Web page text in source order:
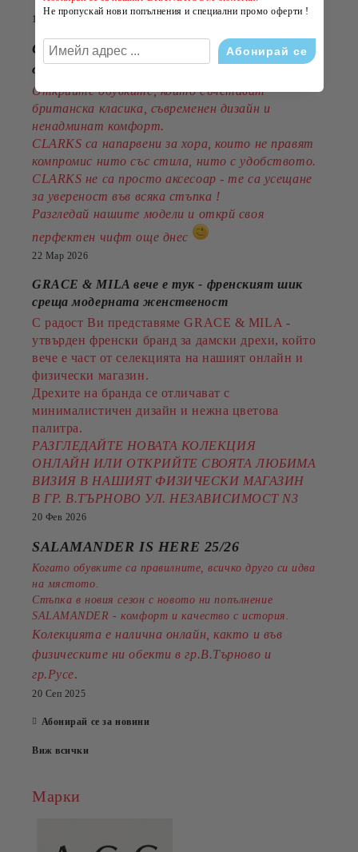
14 Юли 2026
CLARKS - стил, комфорт и традиция
от 1825година
Открийте обувките, които съчетават
британска класика, съвременен дизайн и
ненадминат комфорт.
CLARKS са напарвени за хора, които не правят
компромис нито със стила, нито с удобството.
CLARKS не са просто аксесоар - те са усещане
за увереност във всяка стъпка !
Разгледай нашите модели и открй своя
перфектен чифт още днес
22 Мар 2026
GRACE & MILA вече е тук - френският шик
среща модерната женственост
С радост Ви представяме GRACE & MILA -
утвърден френски бранд за дамски дрехи, който
вече е част от селекцията на нашият онлайн и
физически магазин.
Дрехите на бранда се отличават с
минималистичен дизайн и нежна цветова
палитра.
РАЗГЛЕДАЙТЕ НОВАТА КОЛЕКЦИЯ
ОНЛАЙН ИЛИ ОТКРИЙТЕ СВОЯТА ЛЮБИМА
ВИЗИЯ В НАШИЯТ ФИЗИЧЕСКИ МАГАЗИН
В ГР. В.ТЪРНОВО УЛ. НЕЗАВИСИМОСТ N3
20 Фев 2026
SALAMANDER IS HERE 25/26
Когато обувките са правилните, всичко друго си идва
на мястото.
Стъпка в новия сезон с новото ни попълнение
SALAMANDER - комфорт и качество с история.
Колекцията е налична онлайн, както и във
физическите ни обекти в гр.В.Търново и
гр.Русе.
20 Сеп 2025
Абонирай се за новини
Виж всички
Марки
Не пропускай нови попълнения и специални промо оферти !